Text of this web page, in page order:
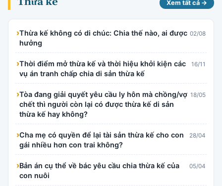
Xem tất cả →
›Thừa kế không có di chúc: Chia thế nào, ai được
hưởng
02/08
›Thời điểm mở thừa kế và thời hiệu khởi kiện các
vụ án tranh chấp chia di sản thừa kế
16/11
›Tòa đang giải quyết yêu cầu ly hôn mà chồng/vợ
chết thì người còn lại có được thừa kế di sản
thừa kế hay không?
18/05
›Cha mẹ có quyền để lại tài sản thừa kế cho con
gái nhiều hơn con trai không?
28/04
›Bản án cụ thể về bác yêu cầu chia thừa kế của
con nuôi
05/04